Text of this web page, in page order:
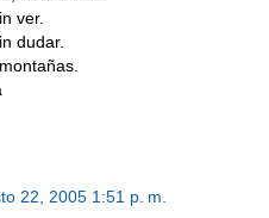
ver.
dudar.
22, 2005 1:51 p. m.